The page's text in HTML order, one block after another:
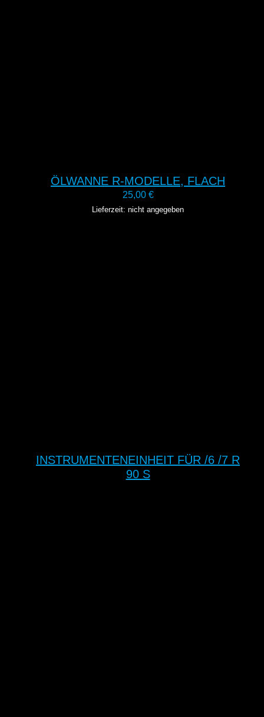
ÖLWANNE R-MODELLE, FLACH
25,00 €
Lieferzeit: nicht angegeben
INSTRUMENTENEINHEIT FÜR /6 /7 R
90 S